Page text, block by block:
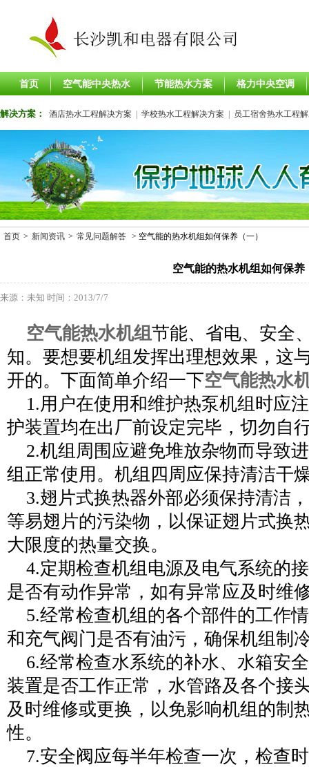
首页 空气能中央热水 节能热水方案 格力中央空调
解决方案： 酒店热水工程解决方案 学校热水工程解决方案
员工宿舍热水工程
解决方案
首页 > 新闻资讯 > 常见问题解答 > 空气能的热水机组如何保养（一）
空气能的热水机组如何保养
来源：未知 时间：2013/7/7
空气能热水机组节能、省电、安全
知。要想要机组发挥出理想效果，这
开的。下面简单介绍一下空气能热水
1.用户在使用和维护热泵机组时应
护装置均在出厂前设定完毕，切勿自
2.机组周围应避免堆放杂物而导致
组正常使用。机组四周应保持清洁干
3.翅片式换热器外部必须保持清洁
等易翅片的污染物，以保证翅片式换
大限度的热量交换。
4.定期检查机组电源及电气系统的
是否有动作异常，如有异常应及时维
5.经常检查机组的各个部件的工作
和充气阀门是否有油污，确保机组制
6.经常检查水系统的补水、水箱安
装置是否工作正常，水管路及各个接
及时维修或更换，以免影响机组的制
性。
7.安全阀应每半年检查一次，检查